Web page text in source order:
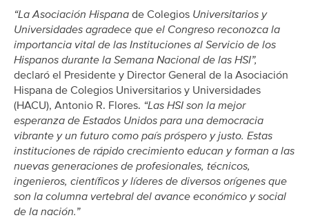
“La Asociación Hispana de Colegios Universitarios y
Universidades agradece que el Congreso reconozca la
importancia vital de las Instituciones al Servicio de los
Hispanos durante la Semana Nacional de las HSI”,
declaró el Presidente y Director General de la Asociación
Hispana de Colegios Universitarios y Universidades
(HACU), Antonio R. Flores. “Las HSI son la mejor
esperanza de Estados Unidos para una democracia
vibrante y un futuro como país próspero y justo. Estas
instituciones de rápido crecimiento educan y forman a las
nuevas generaciones de profesionales, técnicos,
ingenieros, científicos y líderes de diversos orígenes que
son la columna vertebral del avance económico y social
de la nación.”